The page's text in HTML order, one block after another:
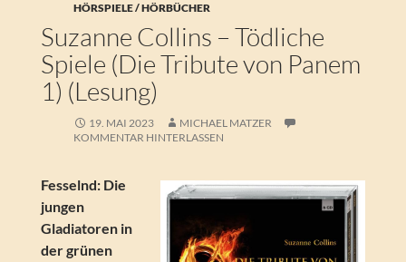
HÖRSPIELE / HÖRBÜCHER
Suzanne Collins – Tödliche
Spiele (Die Tribute von Panem
1) (Lesung)
19. MAI 2023
MICHAEL MATZER
KOMMENTAR HINTERLASSEN
Fesselnd: Die
jungen
Gladiatoren in
der grünen